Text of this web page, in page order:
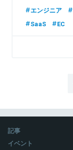
エンジニア
SaaS
EC
記事
イベント